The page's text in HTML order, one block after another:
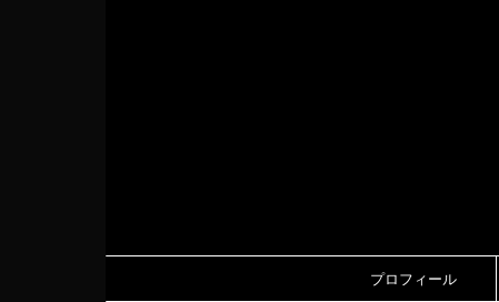
プロフィール